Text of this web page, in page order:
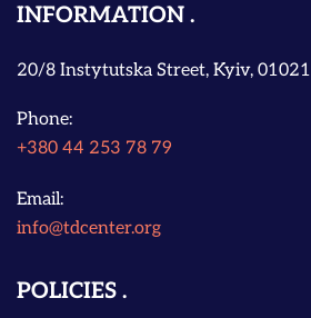
INFORMATION
20/8 Instytutska Street, Kyiv, 01021
Phone:
+380 44 253 78 79
Email:
info@tdcenter.org
POLICIES